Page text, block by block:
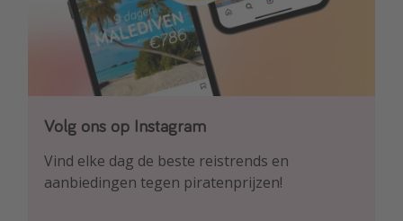
Volg ons op Instagram
Vind elke dag de beste reistrends en
aanbiedingen tegen piratenprijzen!
Volg ons op Facebook
Ontdek onze dagelijkse reis- en
vluchtaanbiedingen tegen piratenprijzen!
Volg ons op TikTok
Voor de heetste deals en beste reis-hacks!